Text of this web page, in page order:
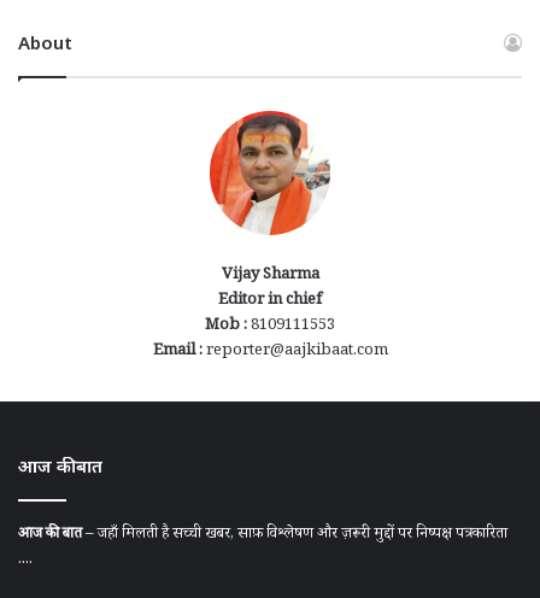
About
Vijay Sharma
Editor in chief
Mob :8109111553
Email :reporter@aajkibaat.com
आज की बात
आज की बात– जहाँ मिलती है सच्ची खबर, साफ़ विश्लेषण और ज़रूरी मुद्दों पर निष्पक्ष पत्रकारिता
....